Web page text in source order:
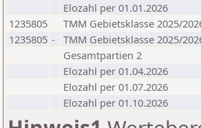
Elozahl per 01.01.2026
1235805
TMM Gebietsklasse 2025/
1235805 - TMM Gebietsklasse 2025/
Gesamtpartien 2
Elozahl per 01.04.2026
Elozahl per 01.07.2026
Elozahl per 01.10.2026